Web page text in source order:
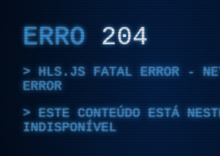
ERRO 204
HLS.JS FATAL ERROR -
ERROR
ESTE CONTEÚDO ESTÁ
INDISPONÍVEL